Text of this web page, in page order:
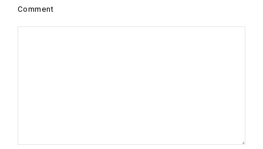
Comment